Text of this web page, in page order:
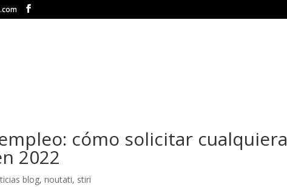
cómo solicitar cualquiera
2022
blog,noutati, stiri